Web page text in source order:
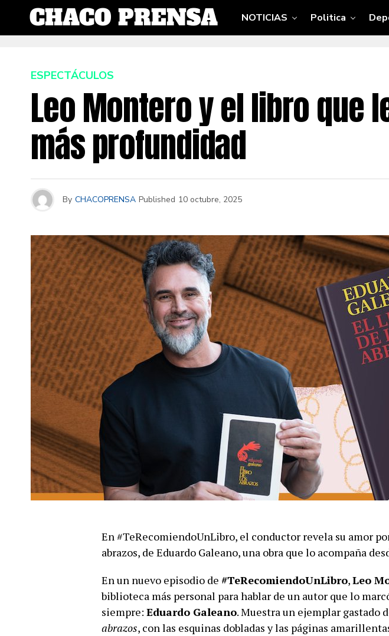
NOTICIAS Politica
ESPECTÁCULOS
Leo Montero y el libro que
más profundidad
By CHACOPRENSA Published 10 octubre, 2025
En #TeRecomiendoUnLibro, el conductor revela su amor
abrazos, de Eduardo Galeano, una obra que lo acompaña
En un nuevo episodio de #TeRecomiendoUnLibro,Leo
biblioteca más personal para hablar de un autor que lo
siempre: Eduardo Galeano. Muestra un ejemplar gastado
abrazos, con las esquinas dobladas y las páginas